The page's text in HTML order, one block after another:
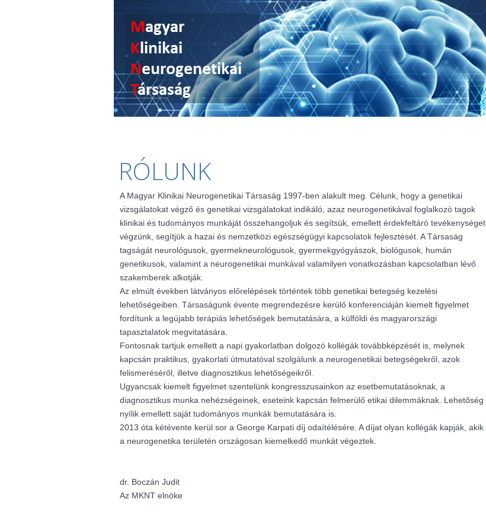
RÓLUNK
A Magyar Klinikai Neurogenetikai Társaság 1997-ben alakult meg. Célunk, hogy a genetikai
vizsgálatokat végző és genetikai vizsgálatokat indikáló, azaz neurogenetikával foglalkozó tagok
klinikai és tudományos munkáját összehangoljuk és segítsük, emellett érdekfeltáró tevékenységet
végzünk, segítjük a hazai és nemzetközi egészségügyi kapcsolatok fejlesztését. A Társaság
tagságát neurológusok, gyermekneurológusok, gyermekgyógyászok, biológusok, humán
genetikusok, valamint a neurogenetikai munkával valamilyen vonatkozásban kapcsolatban lévő
szakemberek alkotják.
Az elmúlt években látványos előrelépések történtek több genetikai betegség kezelési
lehetőségeiben. Társaságunk évente megrendezésre kerülő konferenciáján kiemelt figyelmet
fordítunk a legújabb terápiás lehetőségek bemutatására, a külföldi és magyarországi
tapasztalatok megvitatására.
Fontosnak tartjuk emellett a napi gyakorlatban dolgozó kollégák továbbképzését is, melynek
kapcsán praktikus, gyakorlati útmutatóval szolgálunk a neurogenetikai betegségekről, azok
felismeréséről, illetve diagnosztikus lehetőségeikről.
Ugyancsak kiemelt figyelmet szentelünk kongresszusainkon az esetbemutatásoknak, a
diagnosztikus munka nehézségeinek, eseteink kapcsán felmerülő etikai dilemmáknak. Lehetőség
nyílik emellett saját tudományos munkák bemutatására is.
2013 óta kétévente kerül sor a George Karpati díj odaítélésére. A díjat olyan kollégák kapják, akik
a neurogenetika területén országosan kiemelkedő munkát végeztek.
dr. Boczán Judit
Az MKNT elnöke